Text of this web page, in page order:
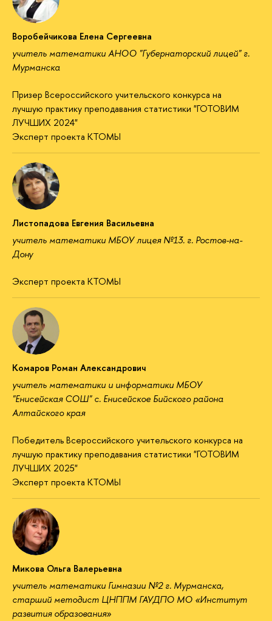
Воробейчикова Елена Сергеевна
учитель математики АНОО "Губернаторский лицей" г.
Мурманска
Призер Всероссийского учительского конкурса на
лучшую практику преподавания статистики "ГОТОВИМ
ЛУЧШИХ 2024"
Эксперт проекта КТОМЫ
Листопадова Евгения Васильевна
учитель математики МБОУ лицея №13. г. Ростов-на-
Дону
Эксперт проекта КТОМЫ
Комаров Роман Александрович
учитель математики и информатики МБОУ
"Енисейская СОШ" с. Енисейское Бийского района
Алтайского края
Победитель Всероссийского учительского конкурса на
лучшую практику преподавания статистики "ГОТОВИМ
ЛУЧШИХ 2025"
Эксперт проекта КТОМЫ
Микова Ольга Валерьевна
учитель математики Гимназии №2 г. Мурманска,
старший методист ЦНППМ ГАУДПО МО «Институт
развития образования»